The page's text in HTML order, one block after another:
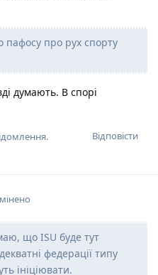
пафосу про рух спорту
думають. В спорі
Відповісти
що ISU буде тут
федерації типу
ініціювати.